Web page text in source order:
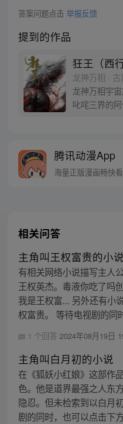
答案问题点击 举报反馈
提到的作品
狂王（西
龙神万相 · 古
龙神万相宇
叱咤三界的
有鱼最终背
王，更名罗
腾讯动漫App
海量正版漫画畅快看
相关问答
主角叫王权富贵的小说
有相关网络小说描写主人
王权英杰。毒液你吃了吗
我是王权富... 另外还有小
权富贵。 等待电视剧的同
1 个回答 2024年08月19日
主角叫白月初的小说
在《狐妖小红娘》这部作
色。他是道界最强之人东
隐忍。但未检索到以白月
剧的同时，也可以点击下